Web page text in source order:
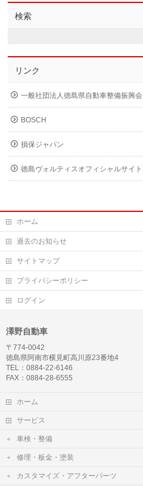
検索
リンク
一般社団法人徳島県自動車整備振興会
BOSCH
損保ジャパン
徳島ヴォルティスオフィシャルサイト
ホーム
過去のお知らせ
サイトマップ
プライバシーポリシー
ログイン
澤野自動車
〒774-0042
徳島県阿南市横見町高川原23番地4
TEL：0884-22-6146
FAX：0884-28-6555
ホーム
サービス
車検・整備
修理・板金・塗装
カスタマイズ・アフターパーツ